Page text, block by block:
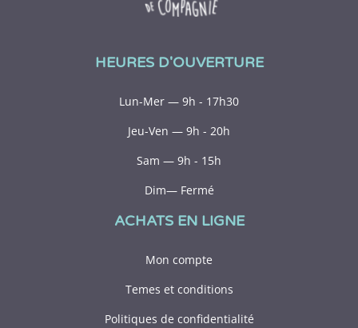
HEURES D'OUVERTURE
Lun-Mer — 9h - 17h30
Jeu-Ven — 9h - 20h
Sam — 9h - 15h
Dim— Fermé
ACHATS EN LIGNE
Mon compte
Temes et conditions
Politiques de confidentialité